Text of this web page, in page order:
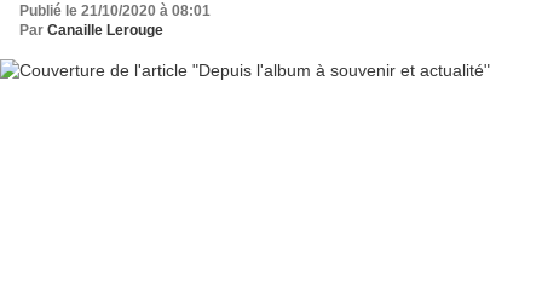
Publié le 21/10/2020 à 08:01
Par Canaille Lerouge